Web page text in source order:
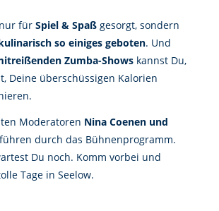
für Spiel & Spaß gesorgt, sondern
so einiges geboten. Und
Zumba-Shows kannst Du,
Deine überschüssigen Kalorien
Moderatoren Nina Coenen und
durch das Bühnenprogramm.
Du noch. Komm vorbei und
Tage in Seelow.